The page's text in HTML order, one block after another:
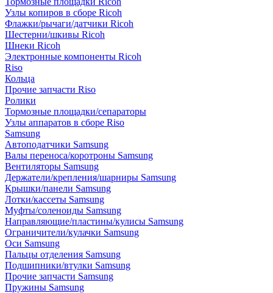
Узлы копиров в сборе Ricoh
Флажки/рычаги/датчики Ricoh
Шестерни/шкивы Ricoh
Шнеки Ricoh
Электронные компоненты Ricoh
Riso
Кольца
Прочие запчасти Riso
Ролики
Тормозные площадки/сепараторы
Узлы аппаратов в сборе Riso
Samsung
Автоподатчики Samsung
Валы переноса/коротроны Samsung
Вентиляторы Samsung
Держатели/крепления/шарниры Samsung
Крышки/панели Samsung
Лотки/кассеты Samsung
Муфты/соленоиды Samsung
Направляющие/пластины/кулисы Samsung
Ограничители/кулачки Samsung
Оси Samsung
Пальцы отделения Samsung
Подшипники/втулки Samsung
Прочие запчасти Samsung
Пружины Samsung